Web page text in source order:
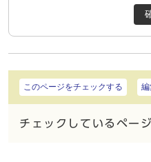
このページをチェックする 編
チェックしているペー